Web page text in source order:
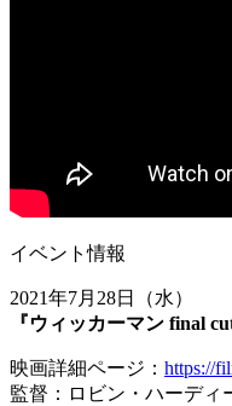
イベント情報
2021年7月28日（水）
『ウィッカーマン final
映画詳細ページ： https://
監督：ロビン・ハーディ